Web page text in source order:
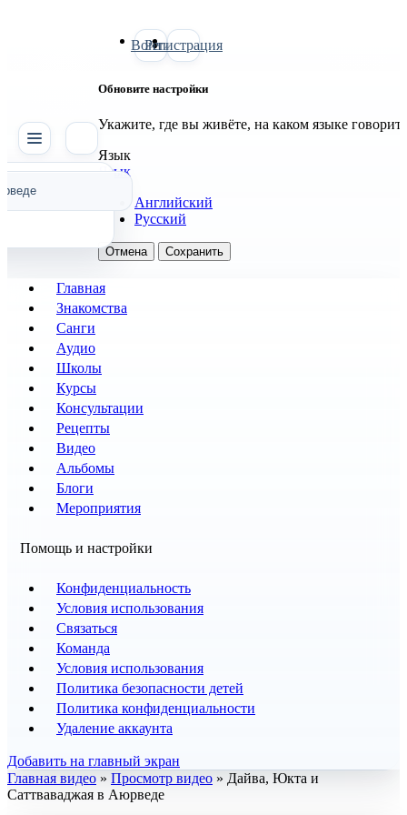
Войти
Регистрация
Обновите настройки
Укажите, где вы живёте, на каком языке
Язык
Язык
Английский
Русский
Отмена Сохранить
Главная
Знакомства
Санги
Аудио
Школы
Курсы
Консультации
Рецепты
Видео
Альбомы
Блоги
Мероприятия
Помощь и настройки
Конфиденциальность
Условия использования
Связаться
Команда
Условия использования
Политика безопасности детей
Политика конфиденциальности
Удаление аккаунта
Добавить на главный экран
Главная видео » Просмотр видео » Дайва, Юкта и
Саттваваджая в Аюрведе